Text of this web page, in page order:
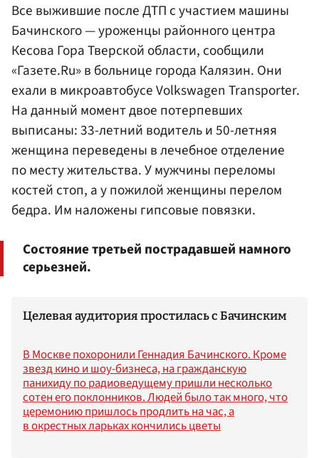
Все выжившие после ДТП с участием машины
Бачинского — уроженцы районного центра
Кесова Гора Тверской области, сообщили
«Газете.Ru» в больнице города Калязин. Они
ехали в микроавтобусе Volkswagen Transporter.
На данный момент двое потерпевших
выписаны: 33-летний водитель и 50-летняя
женщина переведены в лечебное отделение
по месту жительства. У мужчины переломы
костей стоп, а у пожилой женщины перелом
бедра. Им наложены гипсовые повязки.
Состояние третьей пострадавшей намного
серьезней.
Целевая аудитория простилась с Бачинским
В Москве похоронили Геннадия Бачинского. Кроме
звезд кино и шоу-бизнеса, на гражданскую
панихиду по радиоведущему пришли несколько
сотен его поклонников. Людей было так много, что
церемонию пришлось продлить на час, а
в окрестных ларьках кончились цветы